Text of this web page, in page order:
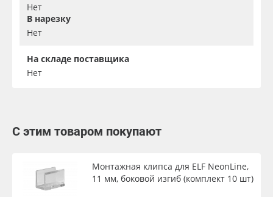
Нет
В нарезку
Нет
На складе поставщика
Нет
С этим товаром покупают
Монтажная клипса для ELF NeonLine,
11 мм, боковой изгиб (комплект 10 шт)